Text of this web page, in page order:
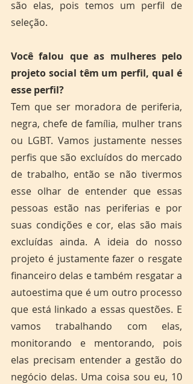
são elas, pois temos um perfil de
seleção.
Você falou que as mulheres pelo
projeto social têm um perfil, qual é
esse perfil?
Tem que ser moradora de periferia,
negra, chefe de família, mulher trans
ou LGBT. Vamos justamente nesses
perfis que são excluídos do mercado
de trabalho, então se não tivermos
esse olhar de entender que essas
pessoas estão nas periferias e por
suas condições e cor, elas são mais
excluídas ainda. A ideia do nosso
projeto é justamente fazer o resgate
financeiro delas e também resgatar a
autoestima que é um outro processo
que está linkado a essas questões. E
vamos trabalhando com elas,
monitorando e mentorando, pois
elas precisam entender a gestão do
negócio delas. Uma coisa sou eu, 10